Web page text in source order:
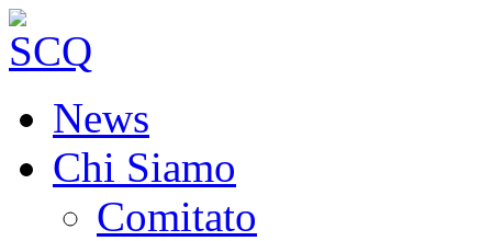
News
Chi Siamo
Comitato